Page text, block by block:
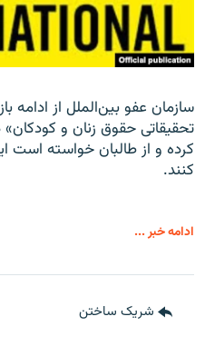
سازمان عفو بین‌الملل از ادامه
تحقیقاتی حقوق زنان و کودکان»
کرده و از طالبان خواسته است
کنند.
ادامه خبر ...
شریک ساختن